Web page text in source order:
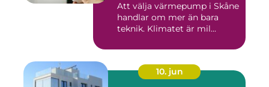
Att välja värmepump i Skåne
handlar om mer än bara
teknik. Klimatet är mil...
10. jun